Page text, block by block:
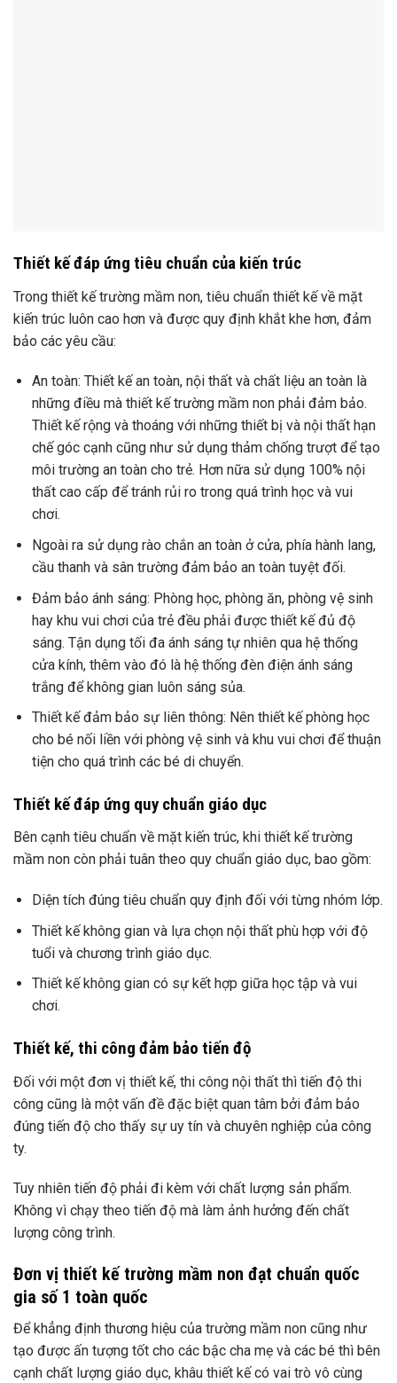
Thiết kế đáp ứng tiêu chuẩn của kiến trúc
Trong thiết kế trường mầm non, tiêu chuẩn thiết kế về mặt
kiến trúc luôn cao hơn và được quy định khắt khe hơn, đảm
bảo các yêu cầu:
An toàn: Thiết kế an toàn, nội thất và chất liệu an toàn là
những điều mà thiết kế trường mầm non phải đảm bảo.
Thiết kế rộng và thoáng với những thiết bị và nội thất hạn
chế góc cạnh cũng như sử dụng thảm chống trượt để tạo
môi trường an toàn cho trẻ. Hơn nữa sử dụng 100% nội
thất cao cấp để tránh rủi ro trong quá trình học và vui
chơi.
Ngoài ra sử dụng rào chắn an toàn ở cửa, phía hành lang,
cầu thanh và sân trường đảm bảo an toàn tuyệt đối.
Đảm bảo ánh sáng: Phòng học, phòng ăn, phòng vệ sinh
hay khu vui chơi của trẻ đều phải được thiết kế đủ độ
sáng. Tận dụng tối đa ánh sáng tự nhiên qua hệ thống
cửa kính, thêm vào đó là hệ thống đèn điện ánh sáng
trắng để không gian luôn sáng sủa.
Thiết kế đảm bảo sự liên thông: Nên thiết kế phòng học
cho bé nối liền với phòng vệ sinh và khu vui chơi để thuận
tiện cho quá trình các bé di chuyển.
Thiết kế đáp ứng quy chuẩn giáo dục
Bên cạnh tiêu chuẩn về mặt kiến trúc, khi thiết kế trường
mầm non còn phải tuân theo quy chuẩn giáo dục, bao gồm:
Diện tích đúng tiêu chuẩn quy định đối với từng nhóm lớp.
Thiết kế không gian và lựa chọn nội thất phù hợp với độ
tuổi và chương trình giáo dục.
Thiết kế không gian có sự kết hợp giữa học tập và vui
chơi.
Thiết kế, thi công đảm bảo tiến độ
Đối với một đơn vị thiết kế, thi công nội thất thì tiến độ thi
công cũng là một vấn đề đặc biệt quan tâm bởi đảm bảo
đúng tiến độ cho thấy sự uy tín và chuyên nghiệp của công
ty.
Tuy nhiên tiến độ phải đi kèm với chất lượng sản phẩm.
Không vì chạy theo tiến độ mà làm ảnh hưởng đến chất
lượng công trình.
Đơn vị thiết kế trường mầm non đạt chuẩn quốc
gia số 1 toàn quốc
Để khẳng định thương hiệu của trường mầm non cũng như
tạo được ấn tượng tốt cho các bậc cha mẹ và các bé thì bên
cạnh chất lượng giáo dục, khâu thiết kế có vai trò vô cùng